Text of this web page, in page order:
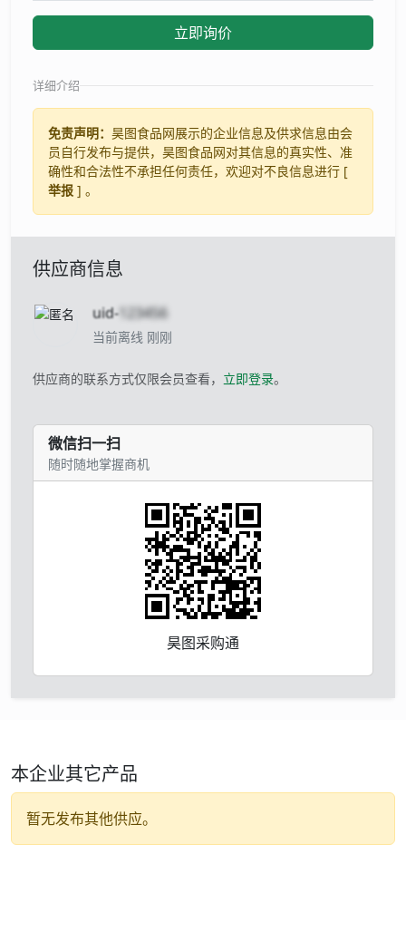
立即询价
详细介绍
免责声明： 昊图食品网展示的企业信息及供求信息由会
员自行发布与提供，昊图食品网对其信息的真实性、准
确性和合法性不承担任何责任，欢迎对不良信息进行 [
举报 ] 。
供应商信息
uid- 123456
当前离线 刚刚
供应商的联系方式仅限会员查看， 立即登录。
微信扫一扫
随时随地掌握商机
昊图采购通
本企业其它产品
暂无发布其他供应。